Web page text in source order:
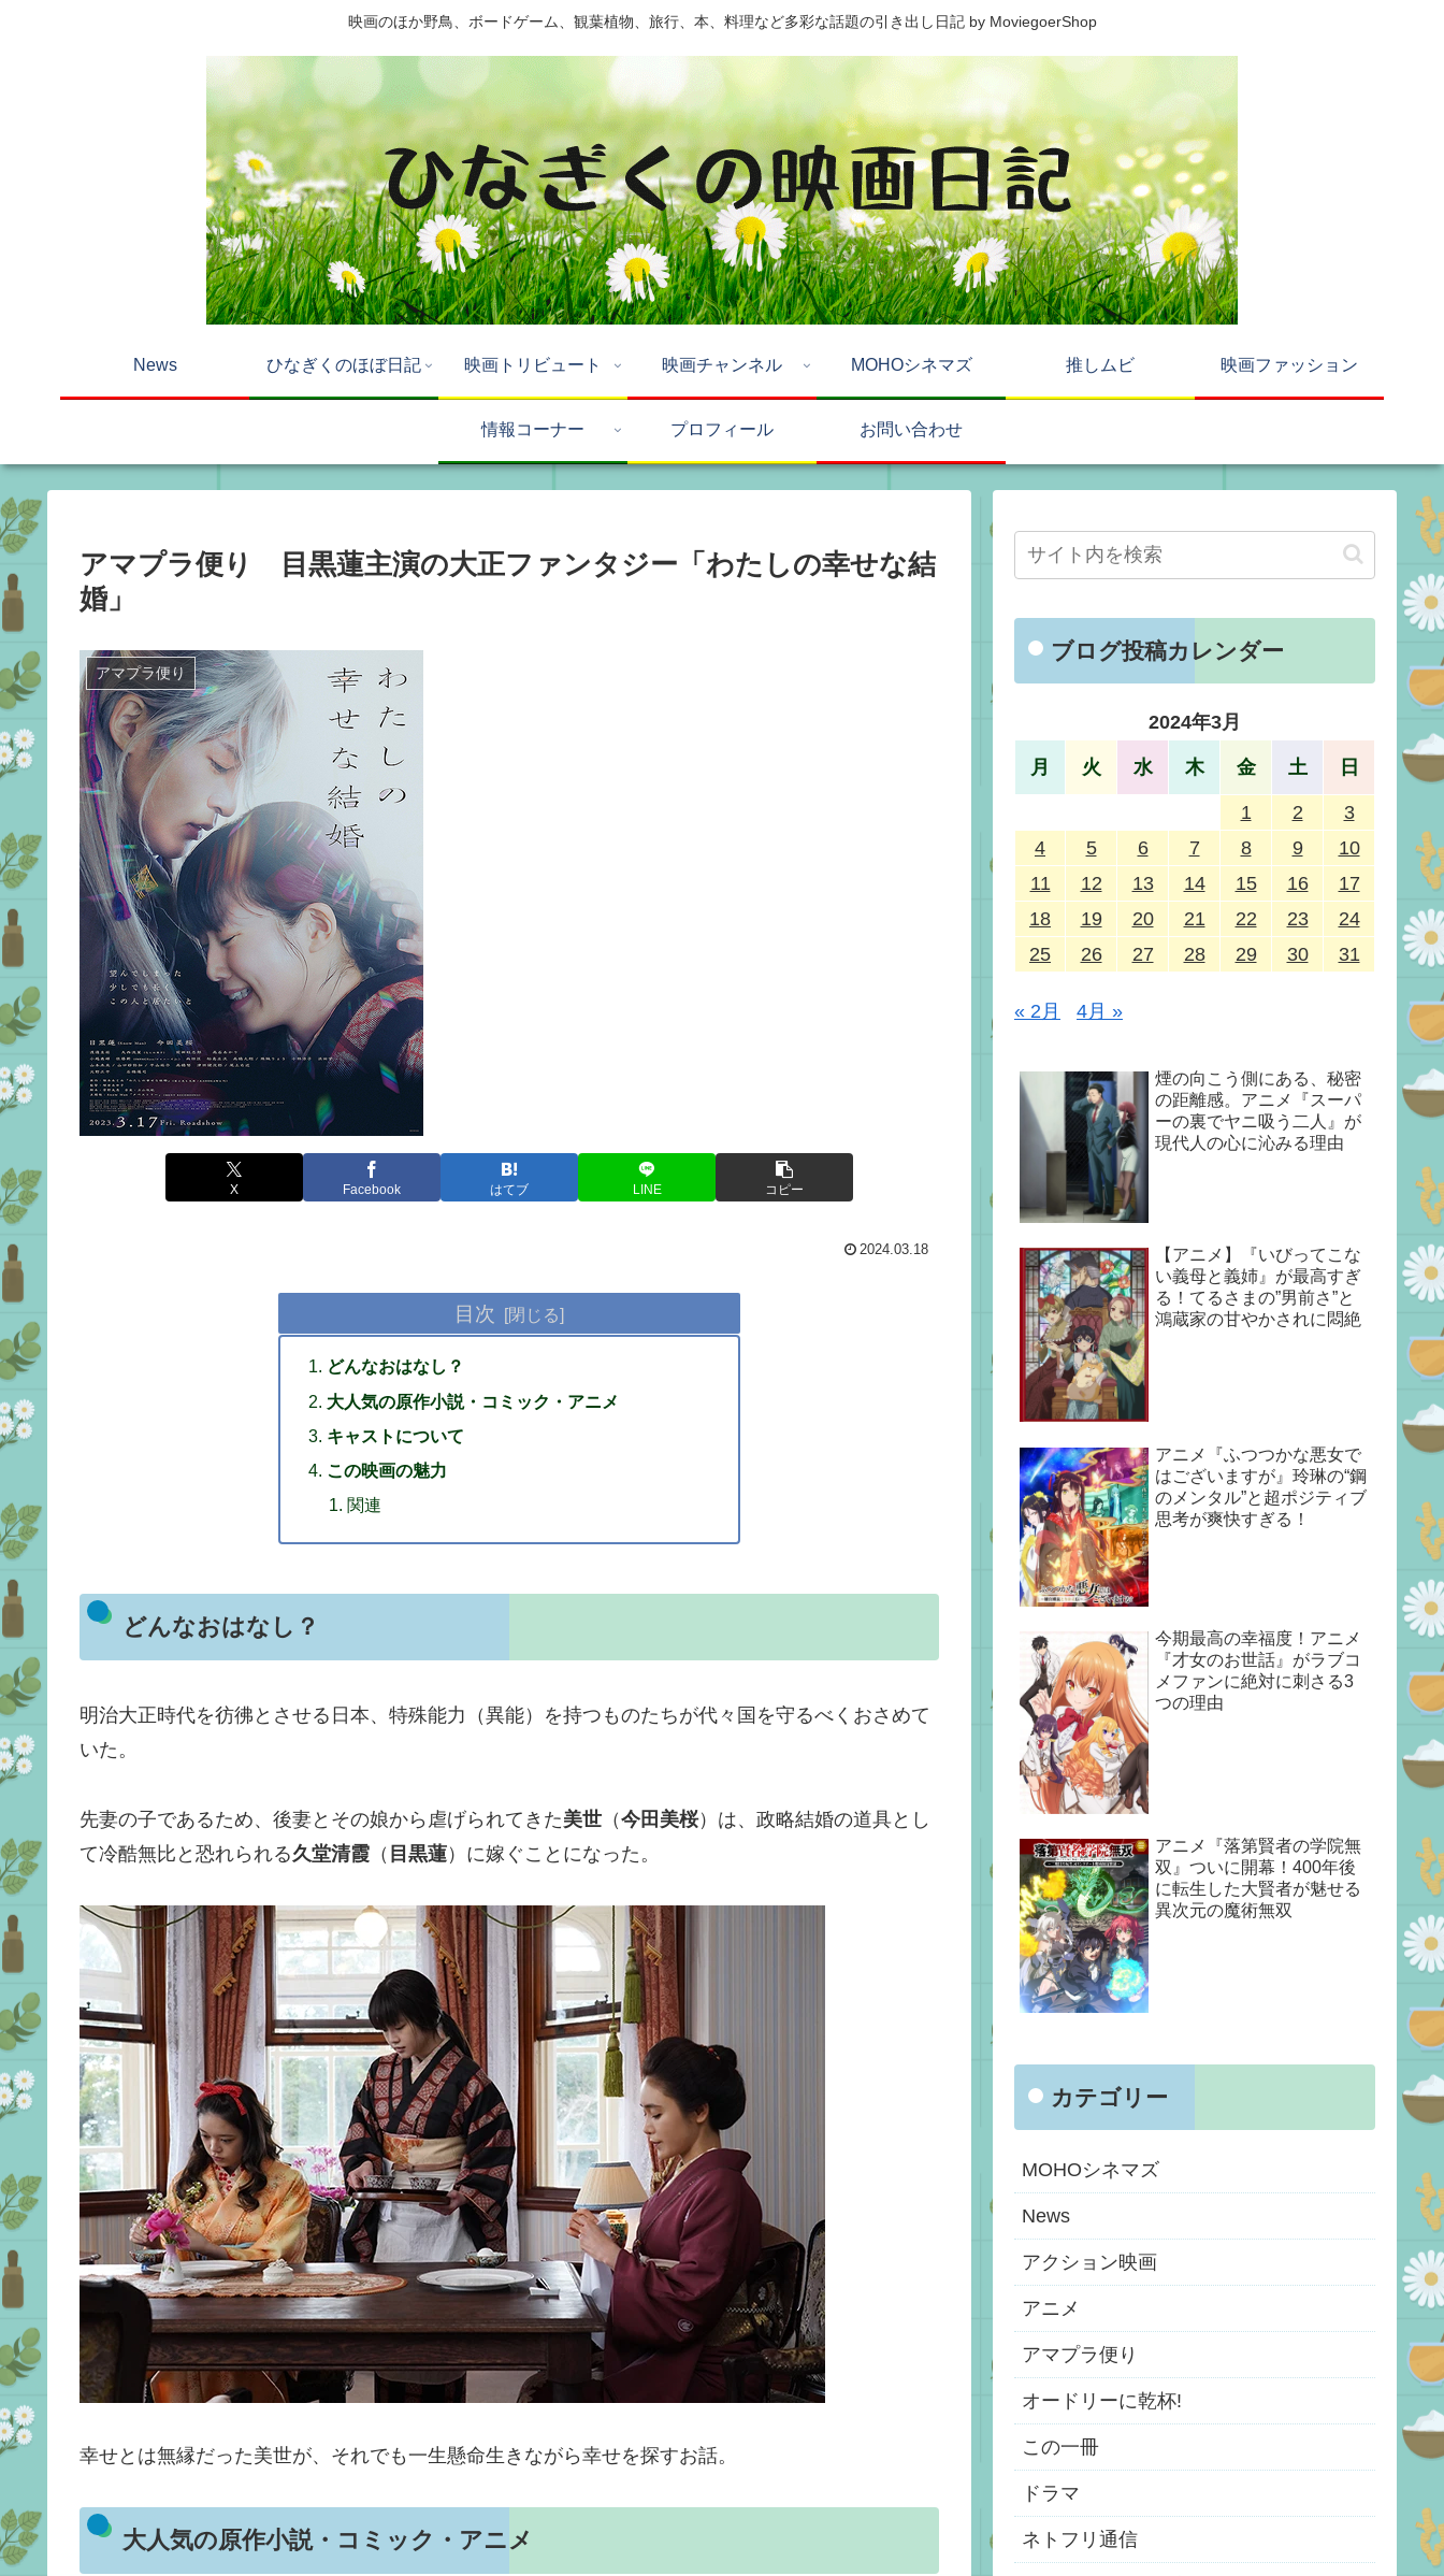
映画のほか野鳥、ボードゲーム、観葉植物、旅行、本、料理など多彩な話題の引き出し日記 by MoviegoerShop
News ひなぎくのほぼ日記 映画トリビュート 映画チャンネル MOHOシネマズ 推しムビ 映画ファッション
情報コーナー プロフィール お問い合わせ
アマプラ便り 目黒蓮主演の大正ファンタジー「わたしの幸せな結
婚」
アマプラ便り
X Facebook はてブ LINE コピー
2024.03.18
目次
どんなおはなし？
大人気の原作小説・コミック・アニメ
キャストについて
この映画の魅力
関連
どんなおはなし？
明治大正時代を彷彿とさせる日本、特殊能力（異能）を持つものたちが代々国を守るべくおさめて
いた。
先妻の子であるため、後妻とその娘から虐げられてきた美世 （今田美桜）は、政略結婚の道具とし
て冷酷無比と恐れられる久堂清霞 （ 目黒蓮）に嫁ぐことになった。
幸せとは無縁だった美世が、それでも一生懸命生きながら幸せを探すお話。
大人気の原作小説・コミック・アニメ
ブログ投稿カレンダー
2024年3月
月 火 水 木 金 土 日
1 2
3
4
5 6 7 8 9
10
11
12 13 14 15 16
17
18
19 20 21 22 23
24
25
26 27 28 29 30 31
« 2月 4月 »
煙の向こう側にある、秘密
の距離感。アニメ『スーパ
ーの裏でヤニ吸う二人』が
現代人の心に沁みる理由
【アニメ】『いびってこな
い義母と義姉』が最高すぎ
る！てるさまの”男前さ”と
鴻蔵家の甘やかされに悶絶
アニメ『ふつつかな悪女で
はございますが』玲琳の“鋼
のメンタル”と超ポジティブ
思考が爽快すぎる！
今期最高の幸福度！アニメ
『才女のお世話』がラブコ
メファンに絶対に刺さる3
つの理由
アニメ『落第賢者の学院無
双』ついに開幕！400年後
に転生した大賢者が魅せる
異次元の魔術無双
カテゴリー
MOHOシネマズ
News
アクション映画
アニメ
アマプラ便り
オードリーに乾杯!
この一冊
ドラマ
ネトフリ通信